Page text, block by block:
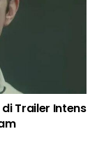
Trailer Intens